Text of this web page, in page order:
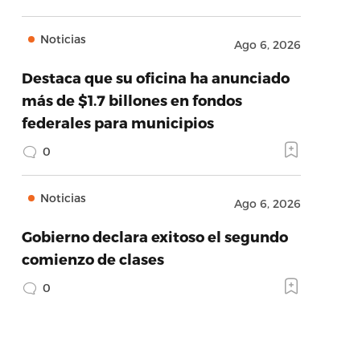
Noticias Ago 6, 2026
Destaca que su oficina ha anunciado
más de $1.7 billones en fondos
federales para municipios
0
Noticias Ago 6, 2026
Gobierno declara exitoso el segundo
comienzo de clases
0